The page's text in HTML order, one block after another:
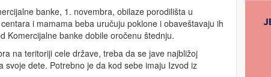
banke, 1. novembra, obilaze porodilišta u
i mamama beba uručuju poklone i obaveštavaju ih
Komercijalne banke dobile oročenu štednju.
na teritoriji cele države, treba da se jave najbližoj
dete. Potrebno je da kod sebe imaju Izvod iz